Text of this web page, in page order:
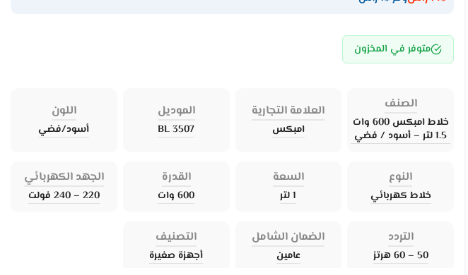
متوفر في المخزون
الصنف
خلاط امبكس 600 وات
1.5 لتر – أسود / فضي
العلامة التجارية
امبكس
الموديل
BL 3507
اللون
أسود/فضي
النوع
خلاط كهربائي
السعة
1 لتر
القدرة
600 وات
الجهد الكهربائي
220 – 240 فولت
التردد
50 – 60 هرتز
الضمان الشامل
عامين
التصنيف
أجهزة صغيرة